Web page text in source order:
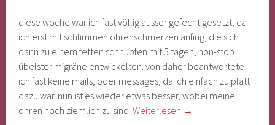
diese woche war ich fast völlig ausser gefecht gesetzt, da
ich erst mit schlimmen ohrenschmerzen anfing, die sich
dann zu einem fetten schnupfen mit 5 tagen, non-stop
übelster migräne entwickelten. von daher beantwortete
ich fast keine mails, oder messages, da ich einfach zu platt
dazu war. nun ist es wieder etwas besser, wobei meine
ohren noch ziemlich zu sind.Weiterlesen →